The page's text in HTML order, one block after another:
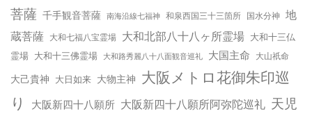
菩薩 千手観音菩薩 南海沿線七福神 和泉西国三十三箇所 国水分神 地
蔵菩薩
大和七福八宝霊場 大和北部八十八ヶ所霊場 大和十三仏
霊場 大和十三佛霊場 大和路秀麗八十八面観音巡礼 大国主命 大山祇命
大己貴神 大日如来 大物主神 大阪メトロ花御朱印巡
り
大阪新四十八願所 大阪新四十八願所阿弥陀巡礼 天児